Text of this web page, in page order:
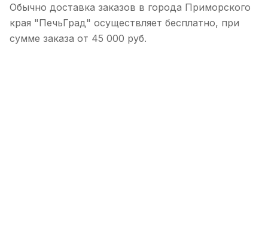
Обычно доставка заказов в города Приморского
края "ПечьГрад" осуществляет бесплатно, при
сумме заказа от 45 000 руб.